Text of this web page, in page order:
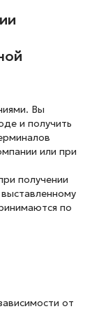
Вы
и получить
или при
получении
по
от